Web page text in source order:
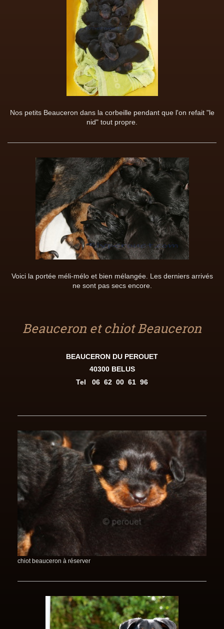
Nos petits Beauceron dans la corbeille pendant que l'on refait "le
nid" tout propre.
Voici la portée méli-mélo et bien mélangée. Les derniers arrivés
ne sont pas secs encore.
Beauceron et chiot Beauceron
BEAUCERON DU PEROUET
40300 BELUS
Tel
06 62 00 61 96
chiot beauceron à réserver